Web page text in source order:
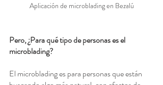
Aplicación de microblading en Bezalú
Pero, ¿Para qué tipo de personas es el
microblading?
El microblading es para personas que están